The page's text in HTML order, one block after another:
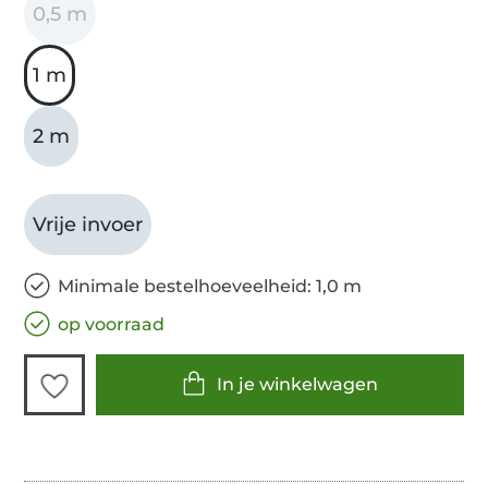
0,5 m
1 m
2 m
Vrije invoer
Minimale bestelhoeveelheid: 1,0 m
op voorraad
In je winkelwagen